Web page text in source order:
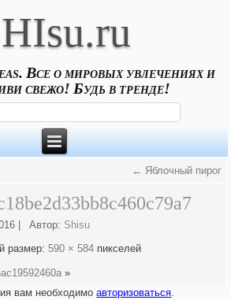
Все о мировых увлечениях и
свежо! Будь в тренде!
← Яблочный пирог
Автор: Shisu
размер: 590 × 584 пикселей
»
вам необходимоавторизоваться.